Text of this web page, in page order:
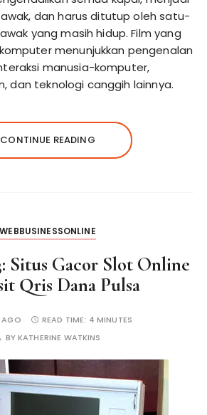
dan harus ditutup oleh satu-
yang masih hidup. Film yang
menunjukkan pengenalan
manusia-komputer,
dan teknologi canggih lainnya.
CONTINUE READING
WEBBUSINESSONLINE
Situs Gacor Slot Online
Qris Dana Pulsa
AGO READ TIME: 4 MINUTES
BYKATHERINE WATKINS